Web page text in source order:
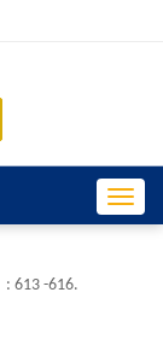
: 613 -616.